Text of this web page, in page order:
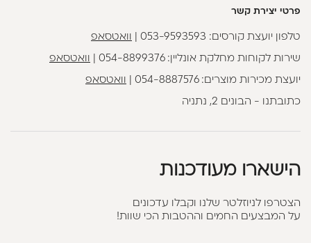
פרטי יצירת קשר
טלפון יועצת קורסים: 053-9593593 וואטסאפ
שירות לקוחות מחלקת אונליין:054-8899376 וואטסאפ
יועצת מכירות מוצרים:054-8887576 וואטסאפ
כתובתנו - הבונים 2, נתניה
הישארו מעודכנות
הצטרפו לניוזלטר שלנו וקבלו עדכונים
על המבצעים החמים וההטבות הכי שוות!